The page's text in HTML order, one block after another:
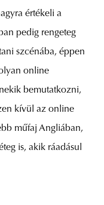
értékeli a
pedig rengeteg
szcénába, éppen
online
bemutatkozni,
kívül az online
műfaj Angliában,
is, akik ráadásul